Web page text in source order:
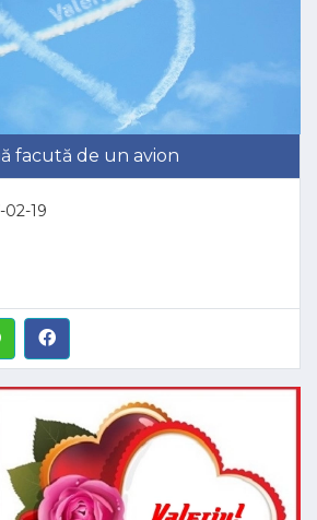
facută de un avion
02-19